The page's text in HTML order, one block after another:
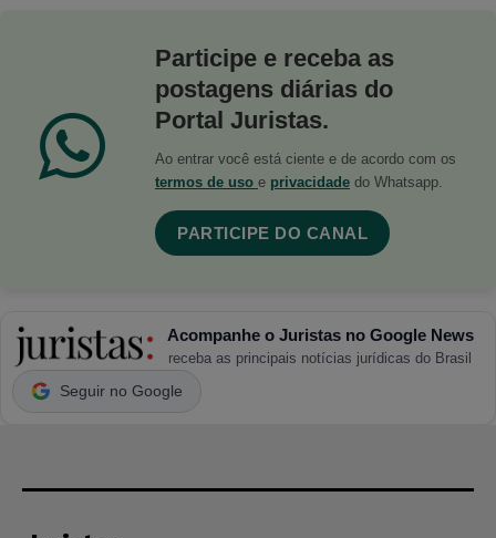
Participe e receba as
postagens diárias do
Portal Juristas.
Ao entrar você está ciente e de acordo com os
termos de uso e privacidade do Whatsapp.
PARTICIPE DO CANAL
Acompanhe o Juristas no Google News
receba as principais notícias jurídicas do Brasil
Seguir no Google